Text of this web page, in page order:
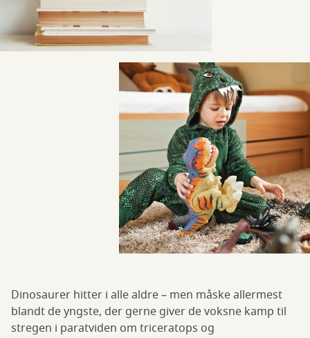
Dinosaurer hitter i alle aldre – men måske allermest
blandt de yngste, der gerne giver de voksne kamp til
stregen i paratviden om triceratops og